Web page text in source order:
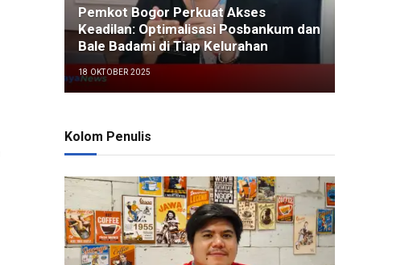
Pemkot Bogor Perkuat Akses
Keadilan: Optimalisasi Posbankum dan
Bale Badami di Tiap Kelurahan
18 OKTOBER 2025
Kolom Penulis